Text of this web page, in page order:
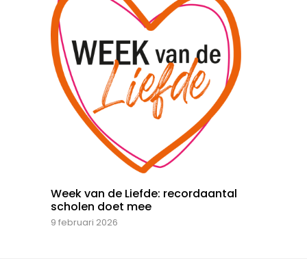
Week van de Liefde: recordaantal
scholen doet mee
9 februari 2026